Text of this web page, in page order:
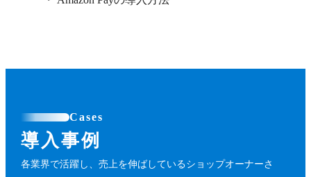
Cases
導入事例
各業界で活躍し、売上を伸ばしているショップオーナーさ